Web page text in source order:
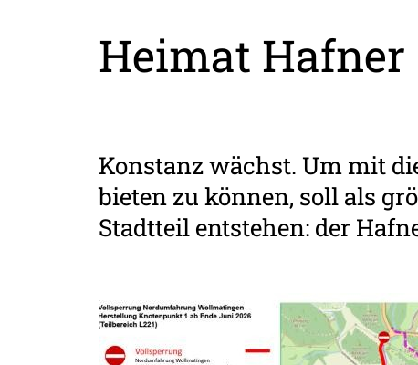
Heimat Hafner
Konstanz wächst. Um mit
bieten zu können, soll als
Stadtteil entstehen: der